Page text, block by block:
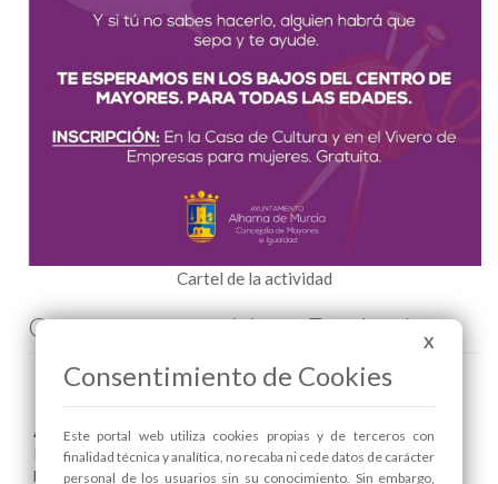
Cartel de la actividad
Comenta esta noticia en Facebook
Areas relacionadas:
Igualdad
Mayores
X
Consentimiento de Cookies
Este portal web utiliza cookies propias y de terceros con
finalidad técnica y analítica, no recaba ni cede datos de carácter
personal de los usuarios sin su conocimiento. Sin embargo,